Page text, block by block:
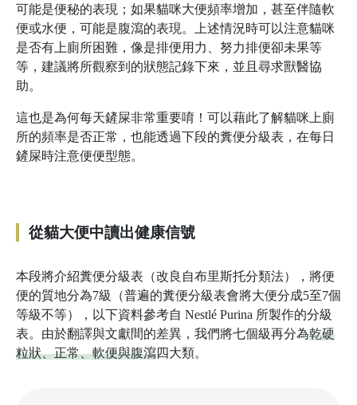
可能是便秘的表現；如果貓咪大便頻率增加，甚至伴隨軟
便或水便，可能是腹瀉的表現。上述情況時可以注意貓咪
是否有上廁所困難，像是排便用力、努力排便卻未果等
等，建議將所觀察到的狀態記錄下來，並且尋求獸醫協
助。
這也是為何每天鏟屎非常重要唷！可以藉此了解貓咪上廁
所的頻率是否正常，也能透過下段的糞便分級表，在每日
鏟屎時注意便便型態。
從貓大便中讀出健康信號
本段將介紹糞便分級表（改良自布里斯托分類法），將便
便的質地分為7級（普遍的糞便分級表會將大便分成5至7個
等級不等），以下資料參考自 Nestlé Purina 所製作的分級
表。由於翻譯與文獻間的差異，我們將七個級再分為乾硬
粒狀、正常、軟便與腹瀉四大類。